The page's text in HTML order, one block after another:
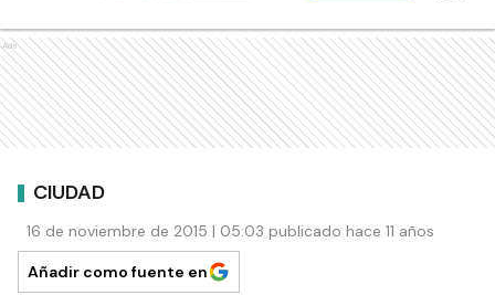
Ads
CIUDAD
16 de noviembre de 2015 | 05:03 publicado hace 11 años
Añadir como fuente en